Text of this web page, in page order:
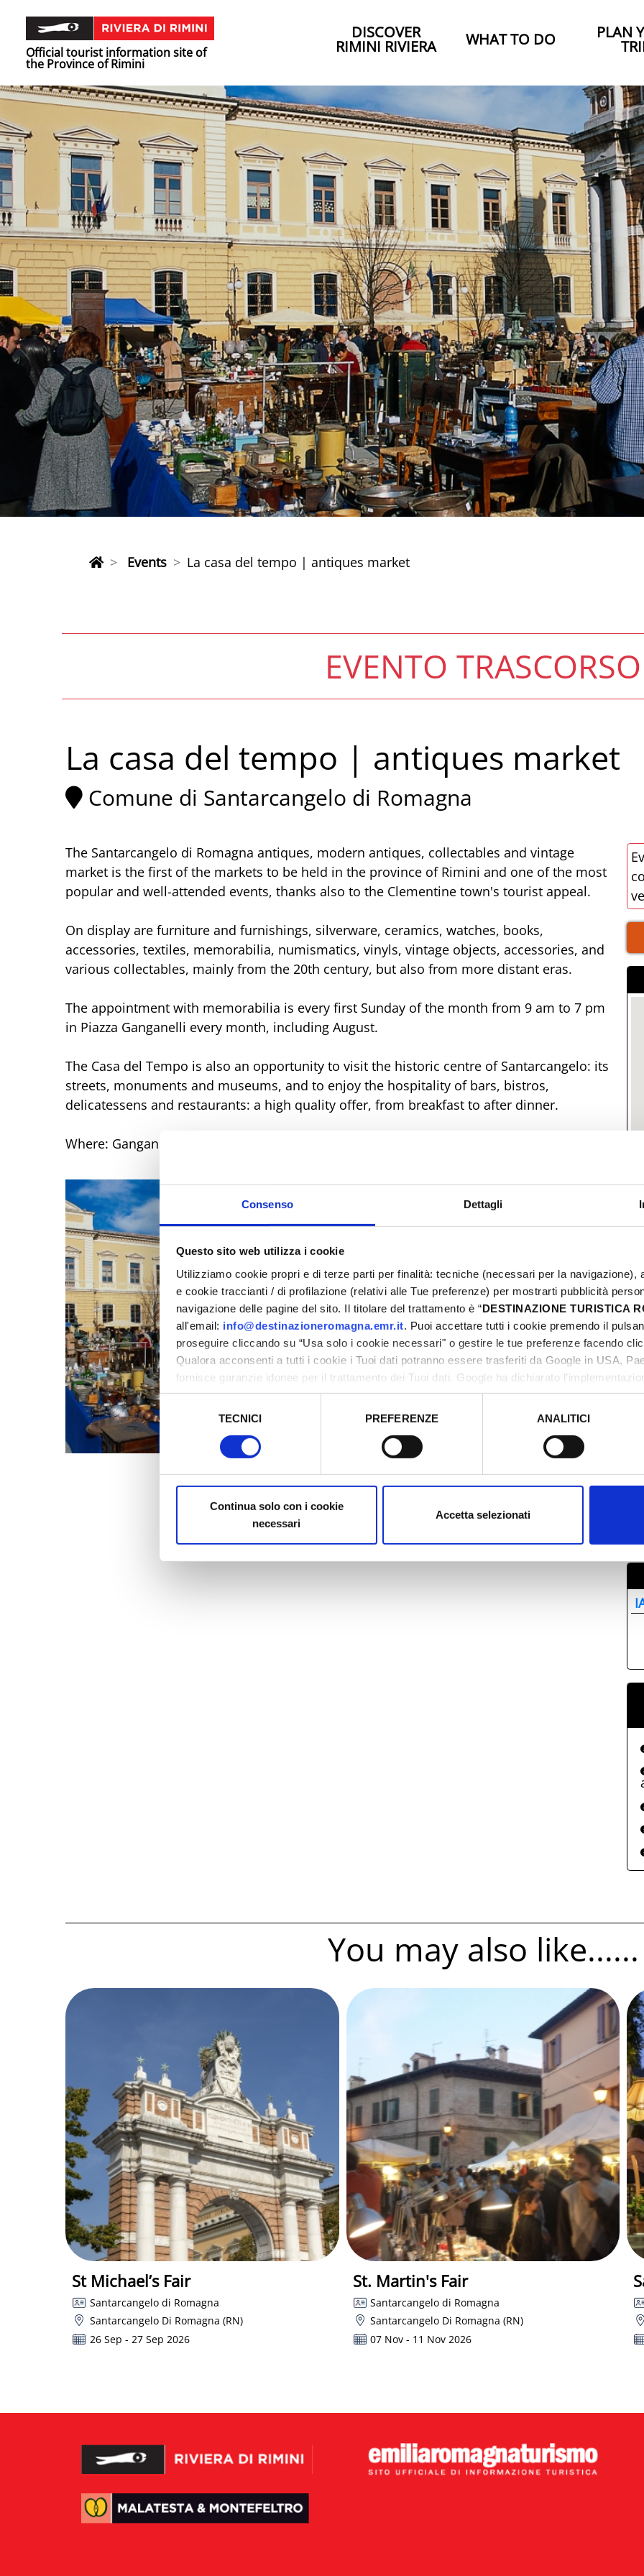
Consenso Dettagli
Questo sito web utilizza i cookie
Utilizziamo cookie propri e di terze parti per finalità: tecniche (necessari per la navigazione),
e cookie traccianti / di profilazione (relativi alle Tue preferenze) per mostrarti pubblicità
navigazione delle pagine del sito. Il titolare del trattamento è “DESTINAZIONE TURISTICA
all'email: info@destinazioneromagna.emr.it. Puoi accettare tutti i cookie premendo il
proseguire cliccando su “Usa solo i cookie necessari" o gestire le tue preferenze facendo clic
Qualora acconsenti a tutti i cookie i Tuoi dati potranno essere trasferiti da Google in USA,
fornisce garanzie idonee per il trattamento dei Tuoi dati. Google ha dichiarato
sicurezza a Tutela dei navigatori, che abbiamo valutato essere sufficienti.
Selezione
del
consenso
TECNICI PREFERENZE ANALITICI
Continua solo con i cookie
necessari
Accetta selezionati
Official tourist information site of
the Province of Rimini
DISCOVER
RIMINI RIVIERA WHAT TO DO PLAN
Events La casa del tempo | antiques market
EVENTO TRASCORSO
La casa del tempo | antiques market
Comune di Santarcangelo di Romagna
The Santarcangelo di Romagna antiques, modern antiques, collectables and vintage
market is the first of the markets to be held in the province of Rimini and one of the most
popular and well-attended events, thanks also to the Clementine town's tourist appeal.
On display are furniture and furnishings, silverware, ceramics, watches, books,
accessories, textiles, memorabilia, numismatics, vinyls, vintage objects, accessories, and
various collectables, mainly from the 20th century, but also from more distant eras.
The appointment with memorabilia is every first Sunday of the month from 9 am to 7 pm
in Piazza Ganganelli every month, including August.
The Casa del Tempo is also an opportunity to visit the historic centre of Santarcangelo: its
streets, monuments and museums, and to enjoy the hospitality of bars, bistros,
delicatessens and restaurants: a high quality offer, from breakfast to after dinner.
Where: Ganganelli Square and the Municipal Loggia.
You may also like......
St Michael’s Fair
Santarcangelo di Romagna
Santarcangelo Di Romagna (RN)
26 Sep - 27 Sep 2026
St. Martin's Fair
Santarcangelo di Romagna
Santarcangelo Di Romagna (RN)
07 Nov - 11 Nov 2026